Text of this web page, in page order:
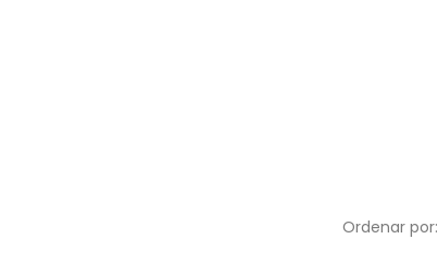
Ordenar por: